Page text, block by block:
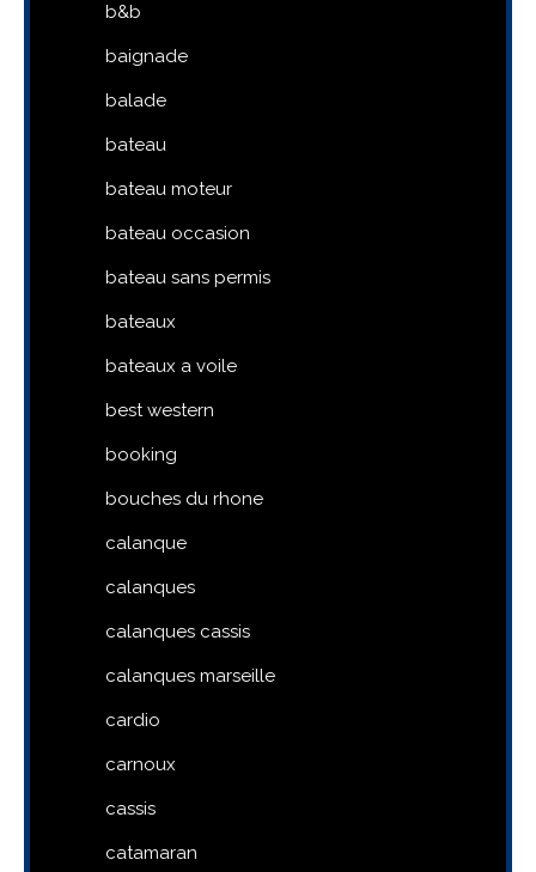
b&b
baignade
balade
bateau
bateau moteur
bateau occasion
bateau sans permis
bateaux
bateaux a voile
best western
booking
bouches du rhone
calanque
calanques
calanques cassis
calanques marseille
cardio
carnoux
cassis
catamaran